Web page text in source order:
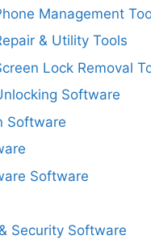
Management
& Utility Tools
Lock Removal
Software
Software
Software
Security Software